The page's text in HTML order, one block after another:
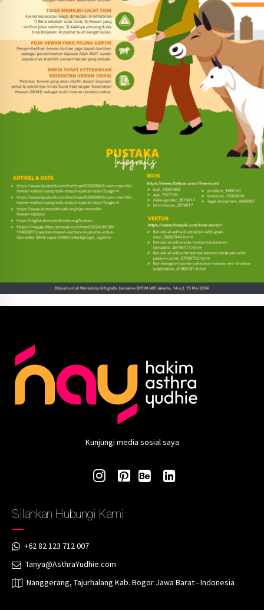
Kunjungi media sosial saya
Silahkan Hubungi Kami
+62 82 123 712 007
Tanya@AsthraYudhie.com
Nanggerang, Tajurhalang Kab. Bogor Jawa Barat - Indonesia